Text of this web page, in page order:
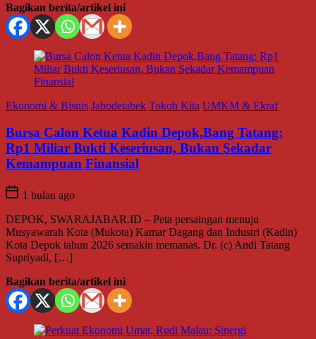
Bagikan berita/artikel ini
Ekonomi & Bisnis Jabodetabek Tokoh Kita UMKM & Ekraf
Bursa Calon Ketua Kadin Depok,Bang Tatang:
Rp1 Miliar Bukti Keseriusan, Bukan Sekadar
Kemampuan Finansial
1 bulan ago
DEPOK, SWARAJABAR.ID – Peta persaingan menuju
Musyawarah Kota (Mukota) Kamar Dagang dan Industri (Kadin)
Kota Depok tahun 2026 semakin memanas. Dr. (c) Andi Tatang
Supriyadi, […]
Bagikan berita/artikel ini